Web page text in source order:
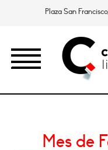
Plaza San
Mes de